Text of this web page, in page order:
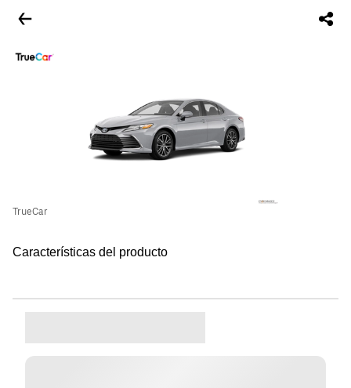
TrueCar
Características del producto